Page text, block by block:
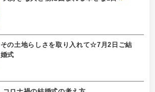
その土地らしさを取り入れて☆7月2日ご結
婚式